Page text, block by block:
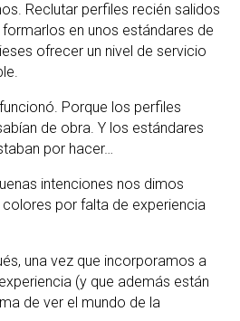
Reclutar perfiles recién salidos
en unos estándares de
ofrecer un nivel de servicio
Porque los perfiles
de obra. Y los estándares
por hacer…
intenciones nos dimos
por falta de experiencia
una vez que incorporamos a
(y que además están
de ver el mundo de la